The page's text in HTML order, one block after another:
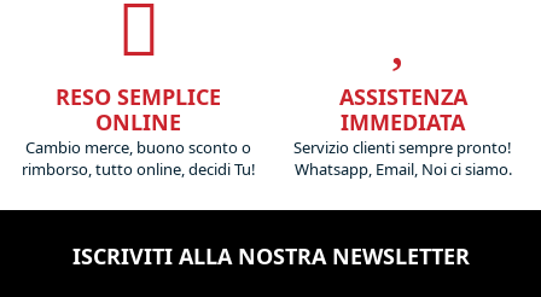
RESO SEMPLICE
ONLINE
Cambio merce, buono sconto o
rimborso, tutto online, decidi Tu!
ASSISTENZA
IMMEDIATA
Servizio clienti sempre pronto!
Whatsapp, Email, Noi ci siamo.
ISCRIVITI ALLA NOSTRA NEWSLETTER